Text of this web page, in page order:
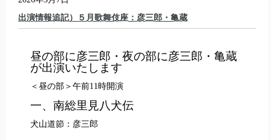
出演情報追記）５月歌舞伎座：彦三郎・亀蔵
昼の部に彦三郎・夜の部に彦三郎・亀蔵
が出演いたします
＜昼の部＞午前11時開演
一、南総里見八犬伝
犬山道節：彦三郎